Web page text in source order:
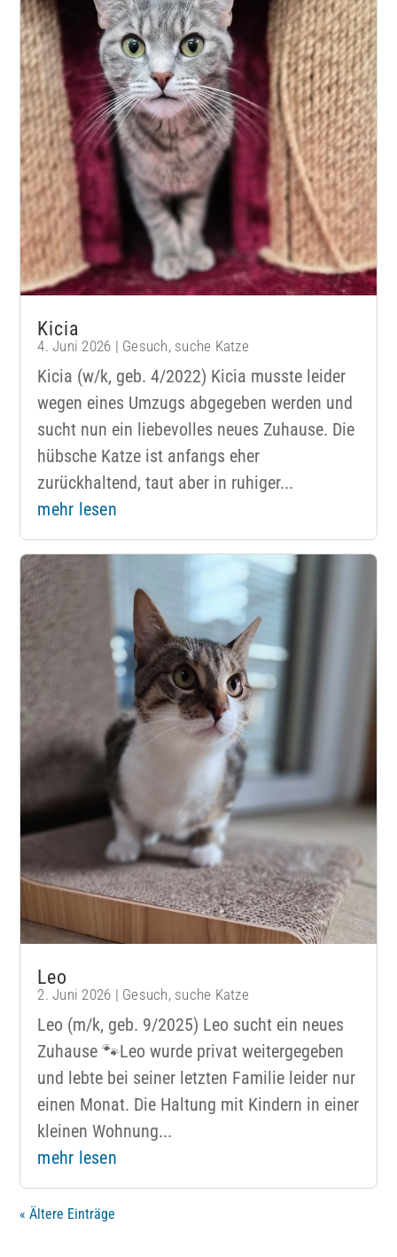
Kicia
4. Juni 2026 | Gesuch, suche Katze
Kicia (w/k, geb. 4/2022) Kicia musste leider
wegen eines Umzugs abgegeben werden und
sucht nun ein liebevolles neues Zuhause. Die
hübsche Katze ist anfangs eher
zurückhaltend, taut aber in ruhiger...
mehr lesen
Leo
2. Juni 2026 | Gesuch, suche Katze
Leo (m/k, geb. 9/2025) Leo sucht ein neues
Zuhause 🐾Leo wurde privat weitergegeben
und lebte bei seiner letzten Familie leider nur
einen Monat. Die Haltung mit Kindern in einer
kleinen Wohnung...
mehr lesen
« Ältere Einträge